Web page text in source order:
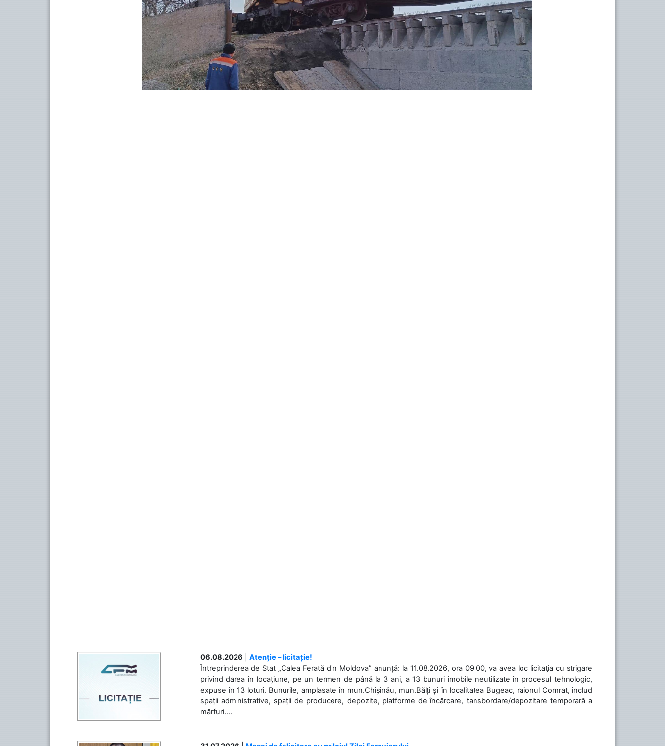
06.08.2026
Atenție – licitație!
Întreprinderea de Stat „Calea Ferată din Moldova” anunță: la 11.08.2026, ora 09.00, va avea loc licitaţia cu strigare
privind darea în locațiune, pe un termen de până la 3 ani, a 13 bunuri imobile neutilizate în procesul tehnologic,
expuse în 13 loturi. Bunurile, amplasate în mun.Chișinău, mun.Bălți și în localitatea Bugeac, raionul Comrat, includ
spații administrative, spații de producere, depozite, platforme de încărcare, tansbordare/depozitare temporară a
mărfuri....